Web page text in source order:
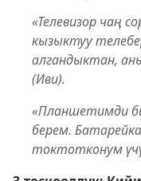
«Телевизор чаң
кызыктуу
алгандыктан,
(Иви).
«Планшетимди
берем.
токтотконум